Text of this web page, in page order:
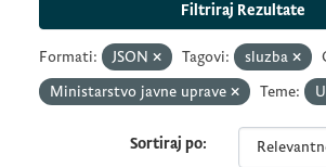
Filtriraj Rezultate
Formati: JSON Tagovi: sluzba
Ministarstvo javne uprave
Teme:
Sortiraj po